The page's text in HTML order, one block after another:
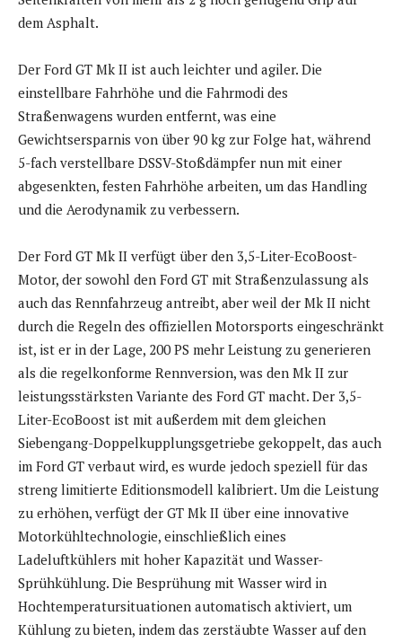
dem Asphalt.
Der Ford GT Mk II ist auch leichter und agiler. Die
einstellbare Fahrhöhe und die Fahrmodi des
Straßenwagens wurden entfernt, was eine
Gewichtsersparnis von über 90 kg zur Folge hat, während
5-fach verstellbare DSSV-Stoßdämpfer nun mit einer
abgesenkten, festen Fahrhöhe arbeiten, um das Handling
und die Aerodynamik zu verbessern.
Der Ford GT Mk II verfügt über den 3,5-Liter-EcoBoost-
Motor, der sowohl den Ford GT mit Straßenzulassung als
auch das Rennfahrzeug antreibt, aber weil der Mk II nicht
durch die Regeln des offiziellen Motorsports eingeschränkt
ist, ist er in der Lage, 200 PS mehr Leistung zu generieren
als die regelkonforme Rennversion, was den Mk II zur
leistungsstärksten Variante des Ford GT macht. Der 3,5-
Liter-EcoBoost ist mit außerdem mit dem gleichen
Siebengang-Doppelkupplungsgetriebe gekoppelt, das auch
im Ford GT verbaut wird, es wurde jedoch speziell für das
streng limitierte Editionsmodell kalibriert. Um die Leistung
zu erhöhen, verfügt der GT Mk II über eine innovative
Motorkühltechnologie, einschließlich eines
Ladeluftkühlers mit hoher Kapazität und Wasser-
Sprühkühlung. Die Besprühung mit Wasser wird in
Hochtemperatursituationen automatisch aktiviert, um
Kühlung zu bieten, indem das zerstäubte Wasser auf den